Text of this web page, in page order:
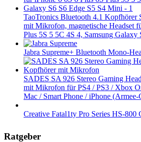
TaoTronics Bluetooth 4.1 Kopfhörer
mit Mikrofon, magnetische Headset
Plus 5S 5 5C 4S 4, Samsung
Jabra Supreme+ Bluetooth Mono-
SADES SA 926 Stereo Gaming
mit Mikrofon für PS4 / PS3 / Xbox
Mac / Smart Phone / iPhone (Armee-
Creative Fatal1ty Pro Series HS-800
Ratgeber